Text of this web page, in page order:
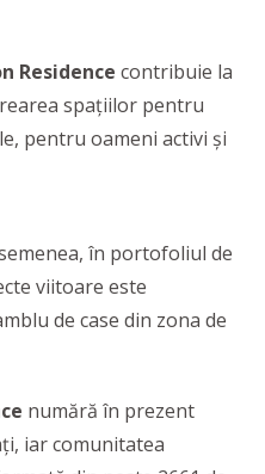
Residence contribuie la
spațiilor pentru
pentru oameni activi și
în portofoliul de
viitoare este
de case din zona de
numără în prezent
iar comunitatea